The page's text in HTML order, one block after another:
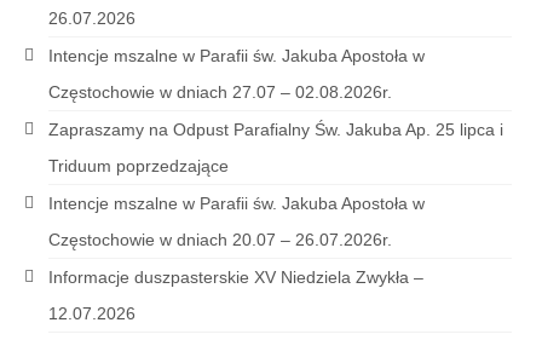
Sakrament małżeństwa
Sakrament kapłaństwa
Galeria
Galerie 2026
26.07.2026
Intencje mszalne w Parafii św. Jakuba Apostoła w
Częstochowie w dniach 27.07 – 02.08.2026r.
Zapraszamy na Odpust Parafialny Św. Jakuba Ap. 25 lipca i
Triduum poprzedzające
Intencje mszalne w Parafii św. Jakuba Apostoła w
Częstochowie w dniach 20.07 – 26.07.2026r.
Informacje duszpasterskie XV Niedziela Zwykła –
12.07.2026